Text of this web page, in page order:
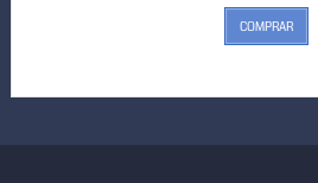
COMPRAR